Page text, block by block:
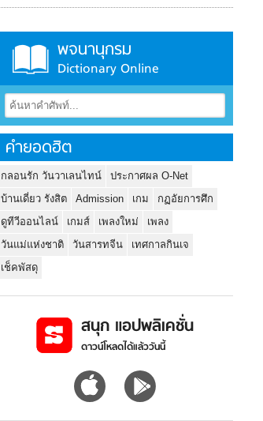
พจนานุกรม
Dictionary Online
คำยอดฮิต
กลอนรัก วันวาเลนไทน์
ประกาศผล O-Net
บ้านเดี่ยว รังสิต
Admission เกม
กฏอัยการศึก
ดูทีวีออนไลน์
เกมส์ เพลงใหม่
เพลง
วันแม่แห่งชาติ
วันสารทจีน
เทศกาลกินเจ
เช็คพัสดุ
สนุก แอปพลิเคชั่น
ดาวน์โหลดได้แล้ววันนี้